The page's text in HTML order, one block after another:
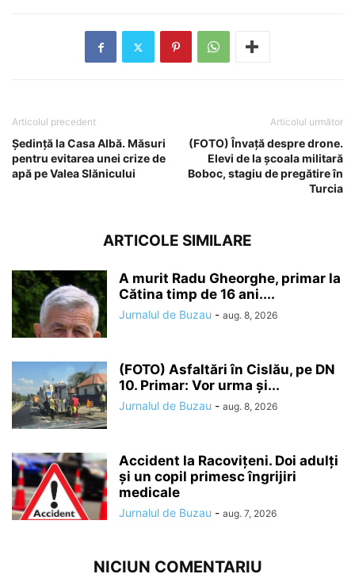
Articolul precedent
Ședință la Casa Albă. Măsuri
pentru evitarea unei crize de
apă pe Valea Slănicului
Articolul următor
(FOTO) Învață despre drone.
Elevi de la școala militară
Boboc, stagiu de pregătire în
Turcia
ARTICOLE SIMILARE
A murit Radu Gheorghe, primar la
Cătina timp de 16 ani....
Jurnalul de Buzau - aug. 8, 2026
(FOTO) Asfaltări în Cislău, pe DN
10. Primar: Vor urma și...
Jurnalul de Buzau - aug. 8, 2026
Accident la Racovițeni. Doi adulți
și un copil primesc îngrijiri
medicale
Jurnalul de Buzau - aug. 7, 2026
NICIUN COMENTARIU